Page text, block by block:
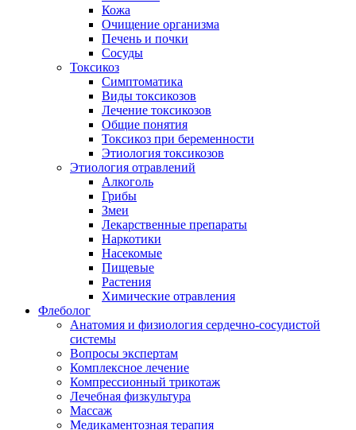
Кожа
Очищение организма
Печень и почки
Сосуды
Токсикоз
Cимптоматика
Виды токсикозов
Лечение токсикозов
Общие понятия
Токсикоз при беременности
Этиология токсикозов
Этиология отравлений
Алкоголь
Грибы
Змеи
Лекарственные препараты
Наркотики
Насекомые
Пищевые
Растения
Химические отравления
Флеболог
Анатомия и физиология сердечно-сосудистой
системы
Вопросы экспертам
Комплексное лечение
Компрессионный трикотаж
Лечебная физкультура
Массаж
Медикаментозная терапия